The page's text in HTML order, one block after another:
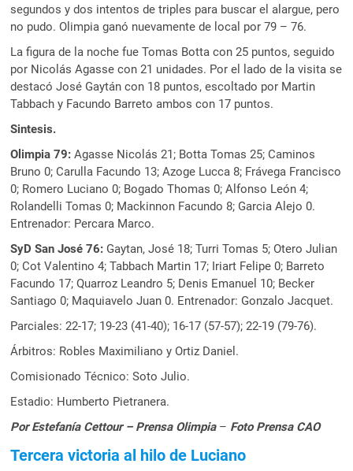
segundos y dos intentos de triples para buscar el alargue, pero
no pudo. Olimpia ganó nuevamente de local por 79 – 76.
La figura de la noche fue Tomas Botta con 25 puntos, seguido
por Nicolás Agasse con 21 unidades. Por el lado de la visita se
destacó José Gaytán con 18 puntos, escoltado por Martin
Tabbach y Facundo Barreto ambos con 17 puntos.
Sintesis.
Olimpia 79:Agasse Nicolás 21; Botta Tomas 25; Caminos
Bruno 0; Carulla Facundo 13; Azoge Lucca 8; Frávega Francisco
0; Romero Luciano 0; Bogado Thomas 0; Alfonso León 4;
Rolandelli Tomas 0; Mackinnon Facundo 8; Garcia Alejo 0.
Entrenador: Percara Marco.
SyD San José 76: Gaytan, José 18; Turri Tomas 5; Otero Julian
0; Cot Valentino 4; Tabbach Martin 17; Iriart Felipe 0; Barreto
Facundo 17; Quarroz Leandro 5; Denis Emanuel 10; Becker
Santiago 0; Maquiavelo Juan 0. Entrenador: Gonzalo Jacquet.
Parciales: 22-17; 19-23 (41-40); 16-17 (57-57); 22-19 (79-76).
Árbitros: Robles Maximiliano y Ortiz Daniel.
Comisionado Técnico: Soto Julio.
Estadio: Humberto Pietranera.
Por Estefanía Cettour – Prensa Olimpia– Foto Prensa CAO
Tercera victoria al hilo de Luciano